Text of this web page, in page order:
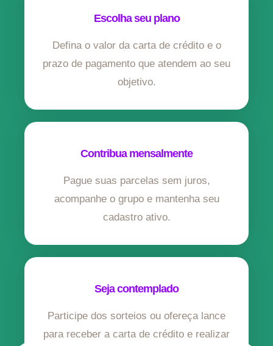
Escolha seu plano
Defina o valor da carta de crédito e o
prazo de pagamento que atendem ao seu
objetivo.
Contribua mensalmente
Pague suas parcelas sem juros,
acompanhe o grupo e mantenha seu
cadastro ativo.
Seja contemplado
Participe dos sorteios ou ofereça lance
para receber a carta de crédito e realizar